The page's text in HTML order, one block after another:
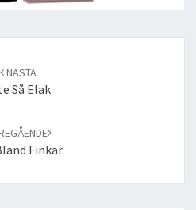
NÄSTA
Så Elak
Finkar